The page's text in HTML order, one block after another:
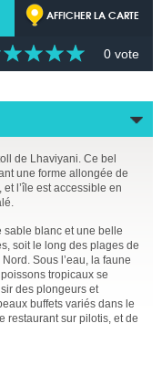
AFFICHER LA CARTE
0 vote
de Lhaviyani. Ce bel
une forme allongée de
l’île est accessible en
sable blanc et une belle
soit le long des plages de
Sous l’eau, la faune
tropicaux se
des plongeurs et
buffets variés dans le
restaurant sur pilotis, et de